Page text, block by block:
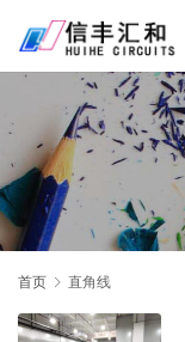
首页 直角线